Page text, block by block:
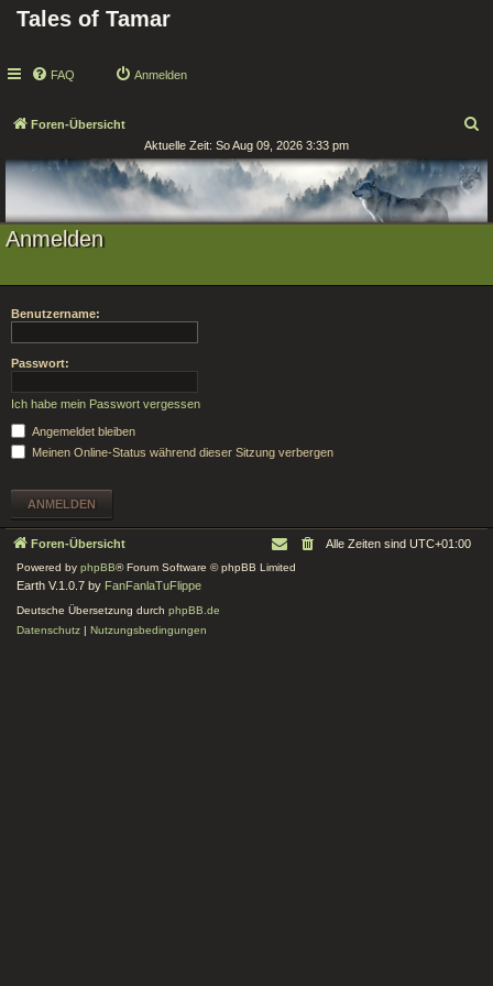
Tales of Tamar
FAQ Anmelden
Foren-Übersicht
c
e
Aktuelle Zeit: So Aug 09, 2026 3:33 pm
Anmelden
Benutzername:
Passwort:
Ich habe mein Passwort vergessen
Angemeldet bleiben
Meinen Online-Status während dieser Sitzung verbergen
Foren-Übersicht Alle Zeiten sind UTC+01:00
Powered by phpBB® Forum Software © phpBB Limited
Earth V.1.0.7 by FanFanlaTuFlippe
Deutsche Übersetzung durch phpBB.de
Datenschutz | Nutzungsbedingungen